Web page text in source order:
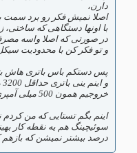
دارن،
اصلا نمیش فکر رو برد سمت باتری های 350 میلی
با اونها دستگاهی که
در صورتی که اصلا واسه
و تو فکر کن با محدودیت
خروجیم همون 500 میلی آمپری که بردت میخواد. ودر نهایت میرسی به یه باتری 3200 میلی آمپرساعتی که فقط بتونه 4 ساعت بردت رو روشن نگه داره!)
درصد بیشتر نمیشن که